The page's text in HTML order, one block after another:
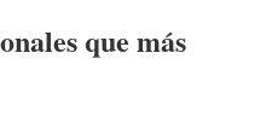
que más